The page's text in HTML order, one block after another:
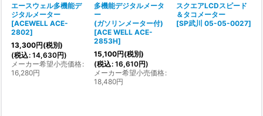
エースウェル多機能デ
ジタルメーター
[ACEWELL ACE-
2802]
13,300円(税別)
(税込: 14,630円)
メーカー希望小売価格:
16,280円
多機能デジタルメータ
ー
(ガソリンメーター付)
[ACE WELL ACE-
2853H]
15,100円(税別)
(税込: 16,610円)
メーカー希望小売価格:
18,480円
スクエアLCDスピード
＆タコメーター
[SP武川 05-05-0027]